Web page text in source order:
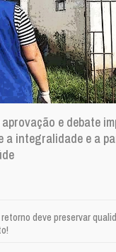
e debate
a integralidade e a
deve preservar